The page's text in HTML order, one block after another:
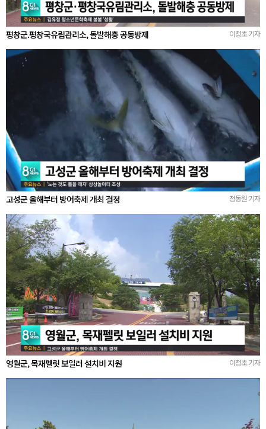
평창군.평창국유림관리소, 돌발해충 공동방제 이청초 기자
고성군 올해부터 방어축제 개최 결정 정동원 기자
영월군, 목재펠릿 보일러 설치비 지원 이청초 기자